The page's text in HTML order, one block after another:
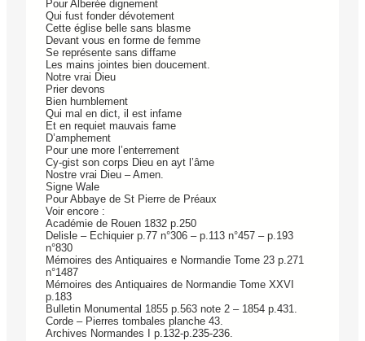
Pour Alberée dignement
Qui fust fonder dévotement
Cette église belle sans blasme
Devant vous en forme de femme
Se représente sans diffame
Les mains jointes bien doucement.
Notre vrai Dieu
Prier devons
Bien humblement
Qui mal en dict, il est infame
Et en requiet mauvais fame
D’amphement
Pour une more l’enterrement
Cy-gist son corps Dieu en ayt l’âme
Nostre vrai Dieu – Amen.
Signe Wale
Pour Abbaye de St Pierre de Préaux
Voir encore :
Académie de Rouen 1832 p.250
Delisle – Echiquier p.77 n°306 – p.113 n°457 – p.193
n°830
Mémoires des Antiquaires e Normandie Tome 23 p.271
n°1487
Mémoires des Antiquaires de Normandie Tome XXVI
p.183
Bulletin Monumental 1855 p.563 note 2 – 1854 p.431.
Corde – Pierres tombales planche 43.
Archives Normandes I p.132-p.235-236.